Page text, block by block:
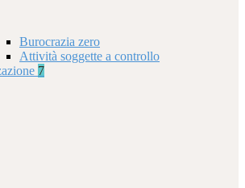
Burocrazia zero
Attività soggette a controllo
7